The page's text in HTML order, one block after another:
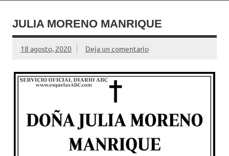
JULIA MORENO MANRIQUE
18 agosto, 2020 Deja un comentario